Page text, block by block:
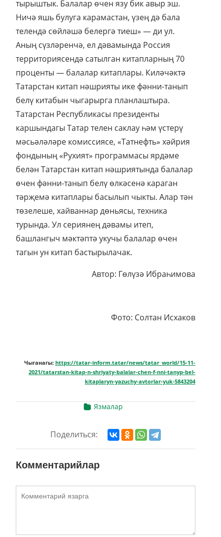
тырыштык. Балалар өчен язу бик авыр эш.
Ничә яшь булуга карамастан, үзең дә бала
телендә сөйләшә белергә тиеш» — ди ул.
Аның сүзләренчә, ел дәвамында Россия
территориясендә сатылган китапларның 70
проценты — балалар китаплары. Киләчәктә
Татарстан китап нәшрияты ике фәнни-танып
белү китабын чыгарырга планлаштыра.
Татарстан Республикасы президенты
каршындагы Татар телен саклау һәм үстерү
мәсьәләләре комиссиясе, «Татнефть» хәйрия
фондының «Рухият» программасы ярдәме
белән Татарстан китап нәшриятында балалар
өчен фәнни-танып белү өлкәсенә караган
тәрҗемә китаплары басылып чыкты. Алар тән
төзелеше, хайваннар дөньясы, техника
турында. Ул сериянең дәвамы итеп,
башлангыч мәктәптә укучы балалар өчен
тагын ун китап бастырылачак.
Автор: Гөлүзә Ибраһимова
Фото: Солтан Исхаков
Чыганагы: https://tatar-inform.tatar/news/tatar_world/15-11-
2021/tatarstan-kitap-n-shriyaty-balalar-chen-f-nni-tanyp-bel-
kitaplaryn-yazuchy-avtorlar-yuk-5843204
Язмалар
Поделиться:
Комментарийлар